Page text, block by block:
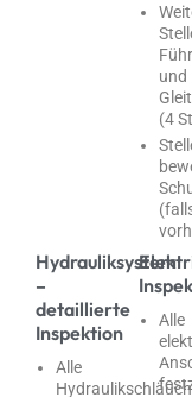
und
(4
Hydrauliksystem
–
detaillierte
Inspektion
Alle
Alle